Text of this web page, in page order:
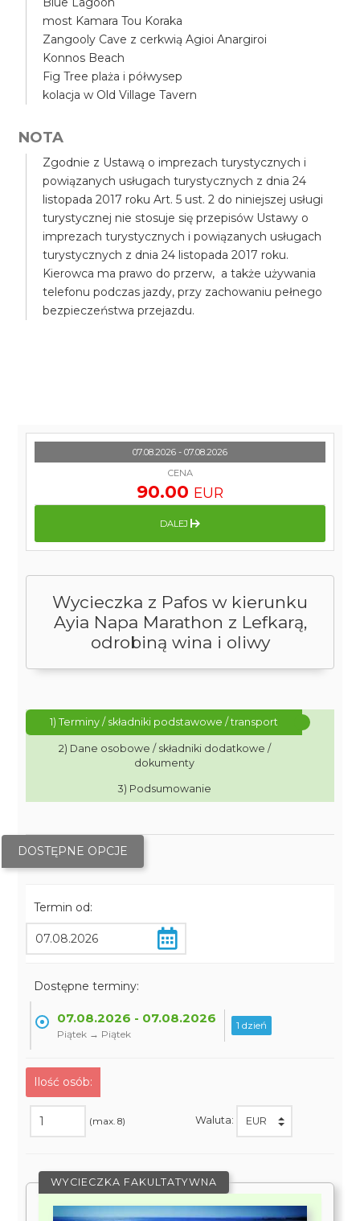
most Kamara Tou Koraka
Zangooly Cave z cerkwią Agioi Anargiroi
Konnos Beach
Fig Tree plaża i półwysep
kolacja w Old Village Tavern
NOTA
Zgodnie z Ustawą o imprezach turystycznych i
powiązanych usługach turystycznych z dnia 24
listopada 2017 roku Art. 5 ust. 2 do niniejszej usługi
turystycznej nie stosuje się przepisów Ustawy o
imprezach turystycznych i powiązanych usługach
turystycznych z dnia 24 listopada 2017 roku.
Kierowca ma prawo do przerw, a także używania
telefonu podczas jazdy, przy zachowaniu pełnego
bezpieczeństwa przejazdu.
Wycieczka z Pafos w kierunku
Ayia Napa Marathon z Lefkarą,
odrobiną wina i oliwy
1) Terminy / składniki podstawowe / transport
2) Dane osobowe / składniki dodatkowe /
dokumenty
3) Podsumowanie
DOSTĘPNE OPCJE
Termin od:
Dostępne terminy:
07.08.2026 - 07.08.2026
Piątek → Piątek
1 dzień
Ilość osób:
(max. 8) Waluta:
WYCIECZKA FAKULTATYWNA
07.08.2026 - 07.08.2026
CENA
90.00 EUR
DALEJ